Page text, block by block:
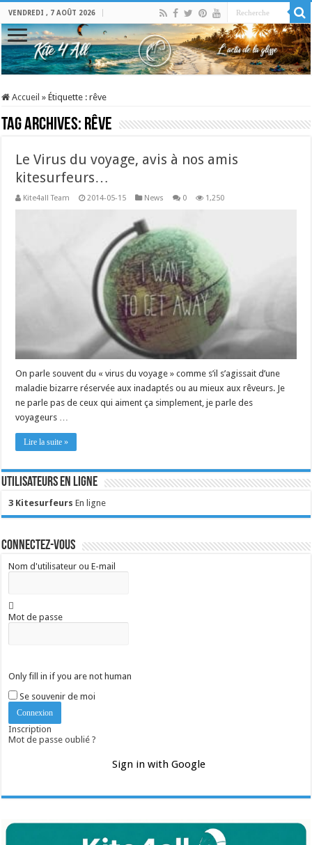
VENDREDI , 7 AOÛT 2026
Accueil » Étiquette :rêve
Tag Archives: rêve
Le Virus du voyage, avis à nos amis
kitesurfeurs…
Kite4all Team 2014-05-15 News 0 1,250
On parle souvent du « virus du voyage » comme s’il s’agissait d’une
maladie bizarre réservée aux inadaptés ou au mieux aux rêveurs. Je
ne parle pas de ceux qui aiment ça simplement, je parle des
voyageurs …
Lire la suite »
Utilisateurs en ligne
3 Kitesurfeurs En ligne
Connectez-vous
Nom d'utilisateur ou E-mail
Mot de passe
Only fill in if you are not human
Se souvenir de moi
Inscription
Mot de passe oublié ?
Sign in with Google